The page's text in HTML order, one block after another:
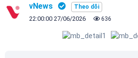
vNews
22:00:00 27/06/2026 636